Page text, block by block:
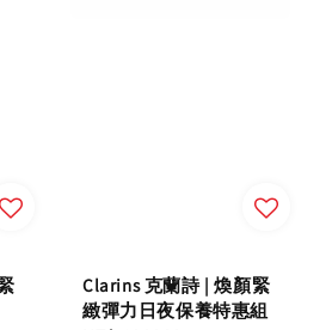
Clarins 克蘭詩 | 煥顏緊
緻彈力日夜保養特惠組